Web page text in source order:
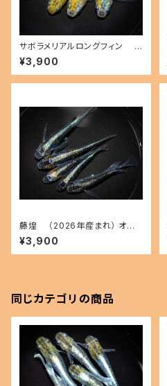
サボラメリアルロングフィン
（2026年産まれ） オス2 メス2
(現物出品) ikahoff B-0731-
51479-a
¥3,900
藤煌 （2026年産まれ） オス2
メス3(現物出品) ikahoff C-0
720-51368-a
¥3,900
同じカテゴリの商品